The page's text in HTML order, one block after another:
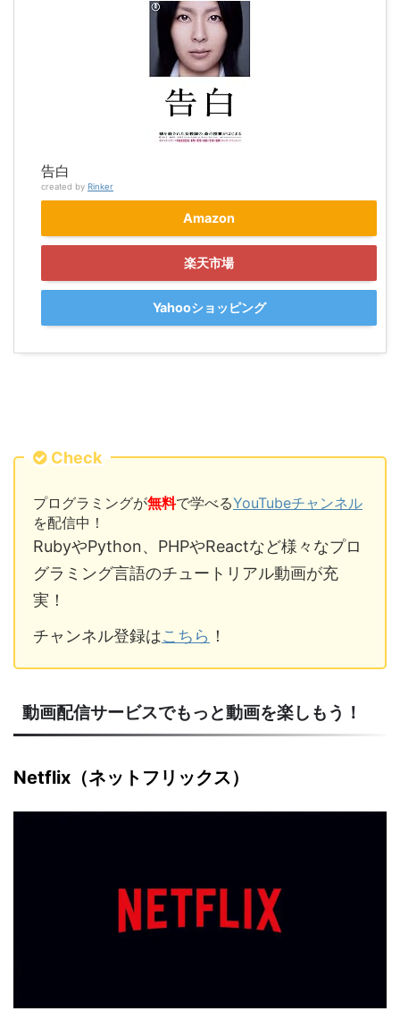
告白
created by Rinker
Amazon
楽天市場
Yahooショッピング
Check
プログラミングが無料で学べるYouTubeチャンネル
を配信中！
RubyやPython、PHPやReactなど様々なプロ
グラミング言語のチュートリアル動画が充
実！
チャンネル登録はこちら ！
動画配信サービスでもっと動画を楽しもう！
Netflix（ネットフリックス）